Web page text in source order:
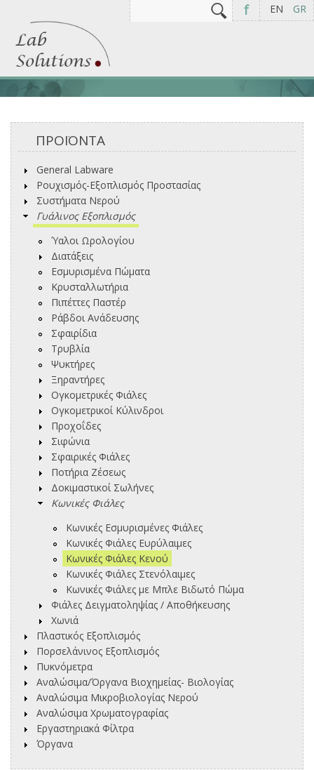
EN GR
f
Φόρμα αναζήτησης
ΠΡΟΪΟΝΤΑ
General Labware
Ρουχισμός-Εξοπλισμός Προστασίας
Συστήματα Νερού
Γυάλινος Εξοπλισμός
Ύαλοι Ωρολογίου
Διατάξεις
Εσμυρισμένα Πώματα
Κρυσταλλωτήρια
Πιπέττες Παστέρ
Ράβδοι Ανάδευσης
Σφαιρίδια
Τρυβλία
Ψυκτήρες
Ξηραντήρες
Ογκομετρικές Φιάλες
Ογκομετρικοί Κύλινδροι
Προχοΐδες
Σιφώνια
Σφαιρικές Φιάλες
Ποτήρια Ζέσεως
Δοκιμαστικοί Σωλήνες
Κωνικές Φιάλες
Κωνικές Εσμυρισμένες Φιάλες
Κωνικές Φιάλες Ευρύλαιμες
Κωνικές Φιάλες Κενού
Κωνικές Φιάλες Στενόλαιμες
Κωνικές Φιάλες με Μπλε Βιδωτό Πώμα
Φιάλες Δειγματοληψίας / Αποθήκευσης
Χωνιά
Πλαστικός Εξοπλισμός
Πορσελάνινος Εξοπλισμός
Πυκνόμετρα
Αναλώσιμα/Όργανα Βιοχημείας- Βιολογίας
Αναλώσιμα Μικροβιολογίας Νερού
Αναλώσιμα Χρωματογραφίας
Εργαστηριακά Φίλτρα
Όργανα